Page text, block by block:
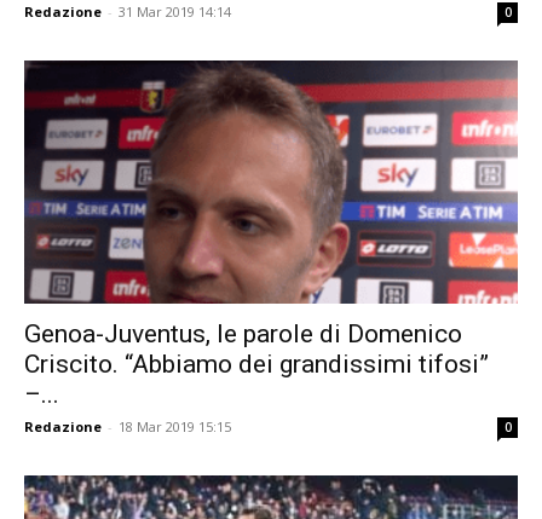
Redazione - 31 Mar 2019 14:14 0
Genoa-Juventus, le parole di Domenico
Criscito. “Abbiamo dei grandissimi tifosi”
–...
Redazione - 18 Mar 2019 15:15 0